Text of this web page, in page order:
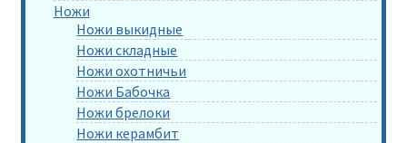
Ножи
Ножи выкидные
Ножи складные
Ножи охотничьи
Ножи Бабочка
Ножи брелоки
Ножи керамбит